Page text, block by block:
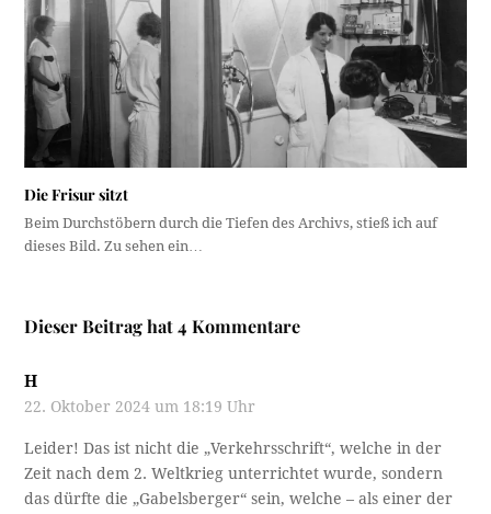
Die Frisur sitzt
Beim Durchstöbern durch die Tiefen des Archivs, stieß ich auf
dieses Bild. Zu sehen ein…
Dieser Beitrag hat 4 Kommentare
H
22. Oktober 2024 um 18:19 Uhr
Leider! Das ist nicht die „Verkehrsschrift“, welche in der
Zeit nach dem 2. Weltkrieg unterrichtet wurde, sondern
das dürfte die „Gabelsberger“ sein, welche – als einer der